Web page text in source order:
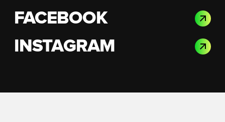
FACEBOOK
INSTAGRAM